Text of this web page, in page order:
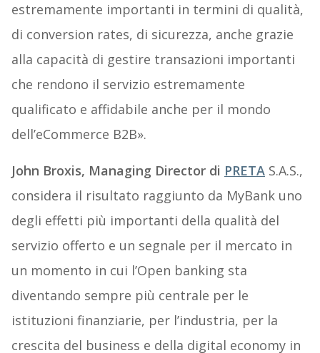
estremamente importanti in termini di qualità,
di conversion rates, di sicurezza, anche grazie
alla capacità di gestire transazioni importanti
che rendono il servizio estremamente
qualificato e affidabile anche per il mondo
dell’eCommerce B2B».
John Broxis, Managing Director di PRETAS.A.S.,
considera il risultato raggiunto da MyBank uno
degli effetti più importanti della qualità del
servizio offerto e un segnale per il mercato in
un momento in cui l’Open banking sta
diventando sempre più centrale per le
istituzioni finanziarie, per l’industria, per la
crescita del business e della digital economy in